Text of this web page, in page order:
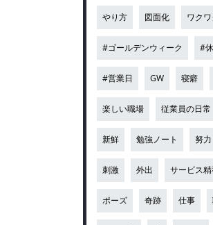
やり方 図面化 ワクワ
#ゴールデンウィーク #
#営業日 GW 寝癖
楽しい職場 従業員の日常
新鮮 勉強ノート 努力
刺激 外出 サービス
ポーズ 奇跡 仕事